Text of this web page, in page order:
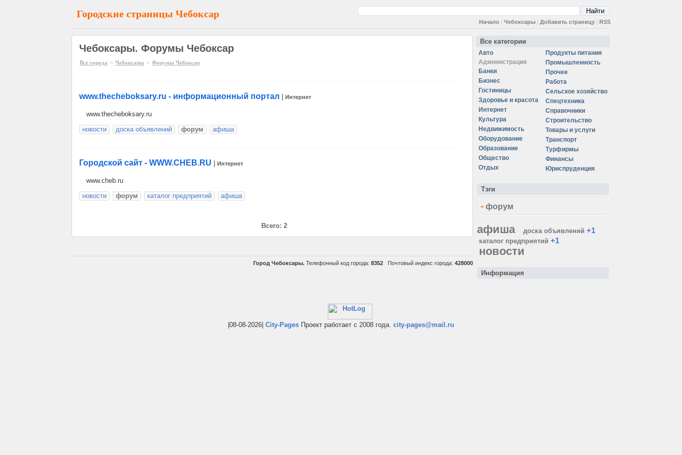
Городские страницы Чебоксар
Начало | Чебоксары | Добавить страницу | RSS
Чебоксары. Форумы Чебоксар
Все города » Чебоксары » Форумы Чебоксар
www.thecheboksary.ru - информационный портал Интернет
www.thecheboksary.ru
новости
доска объявлений форум афиша
Городской сайт - WWW.CHEB.RU Интернет
www.cheb.ru
новости
форум каталог предприятий афиша
Всего: 2
Город Чебоксары. Телефонный код города: 8352 Почтовый индекс города: 428000
Все категории
Авто
Администрация
Банки
Бизнес
Гостиницы
Здоровье и красота
Интернет
Культура
Недвижимость
Оборудование
Образование
Общество
Отдых
Продукты питания
Промышленность
Прочее
Работа
Сельское хозяйство
Спецтехника
Справочники
Строительство
Товары и услуги
Транспорт
Турфирмы
Финансы
Юриспруденция
Тэги
- форум
афиша доска объявлений +1
каталог предприятий +1
новости
Информация
|08-08-2026| City-Pages Проект работает с 2008 года. city-pages@mail.ru